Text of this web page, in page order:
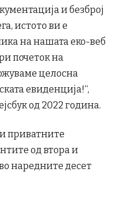
и безброј
истото ви е
на нашата еко-веб
почеток на
целосна
евиденција!“,
од 2022 година.
приватните
од втора и
наредните десет